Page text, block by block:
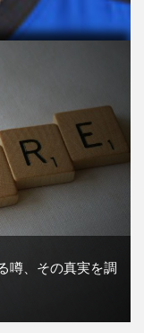
噂、その真実を調